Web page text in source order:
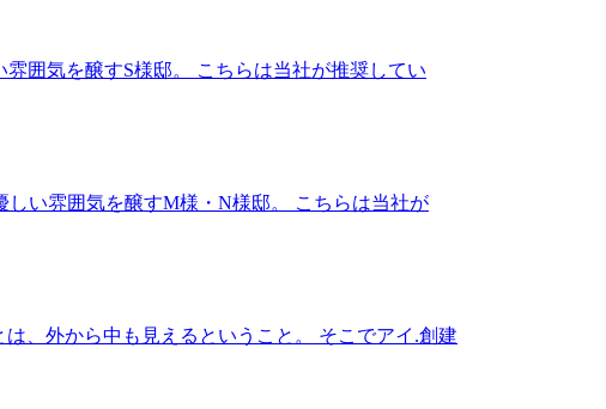
囲気を醸すS様邸。 こちらは当社が推奨してい
い雰囲気を醸すM様・N様邸。 こちらは当社が
、外から中も見えるということ。 そこでアイ.創建